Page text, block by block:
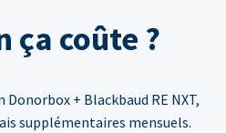
ça coûte ?
+ Blackbaud RE NXT,
supplémentaires mensuels.